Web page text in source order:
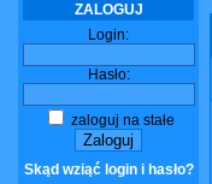
ZALOGUJ
Login:
Hasło:
zaloguj na stałe
Skąd wziąć login i hasło?